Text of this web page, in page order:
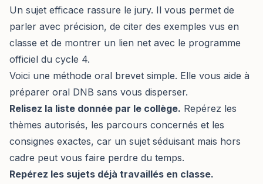
Un sujet efficace rassure le jury. Il vous permet de
parler avec précision, de citer des exemples vus en
classe et de montrer un lien net avec le programme
officiel du cycle 4.
Voici une méthode oral brevet simple. Elle vous aide à
préparer oral DNB sans vous disperser.
Relisez la liste donnée par le collège. Repérez les
thèmes autorisés, les parcours concernés et les
consignes exactes, car un sujet séduisant mais hors
cadre peut vous faire perdre du temps.
Repérez les sujets déjà travaillés en classe.